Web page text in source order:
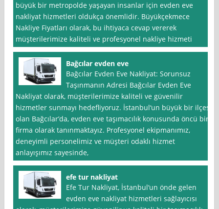
büyük bir metropolde yaşayan insanlar için evden eve
nakliyat hizmetleri oldukça önemlidir. Büyükçekmece
Nakliye Fiyatları olarak, bu ihtiyaca cevap vererek
müşterilerimize kaliteli ve profesyonel nakliye hizmeti
Bağcılar evden eve
Bağcılar Evden Eve Nakliyat: Sorunsuz
Taşınmanın Adresi Bağcılar Evden Eve
Nakliyat olarak, müşterilerimize kaliteli ve güvenilir
hizmetler sunmayı hedefliyoruz. İstanbul‘un büyük bir ilçesi
olan Bağcılar’da, evden eve taşımacılık konusunda öncü bir
firma olarak tanınmaktayız. Profesyonel ekipmanımız,
deneyimli personelimiz ve müşteri odaklı hizmet
anlayışımız sayesinde,
efe tur nakliyat
Efe Tur Nakliyat, İstanbul‘un önde gelen
evden eve nakliyat hizmetleri sağlayıcısı